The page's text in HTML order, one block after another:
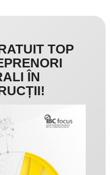
TOP
ÎN